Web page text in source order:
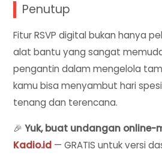
Penutup
Fitur RSVP digital bukan hanya
alat bantu yang sangat
pengantin dalam mengelola
kamu bisa menyambut hari
tenang dan terencana.
🎉Yuk, buat undangan online-
Kadio.id — GRATIS untuk versi